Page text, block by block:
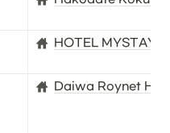
HOTEL
Daiwa Roynet